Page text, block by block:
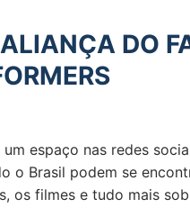
DO
espaço nas redes
o Brasil podem se
os filmes e tudo mais